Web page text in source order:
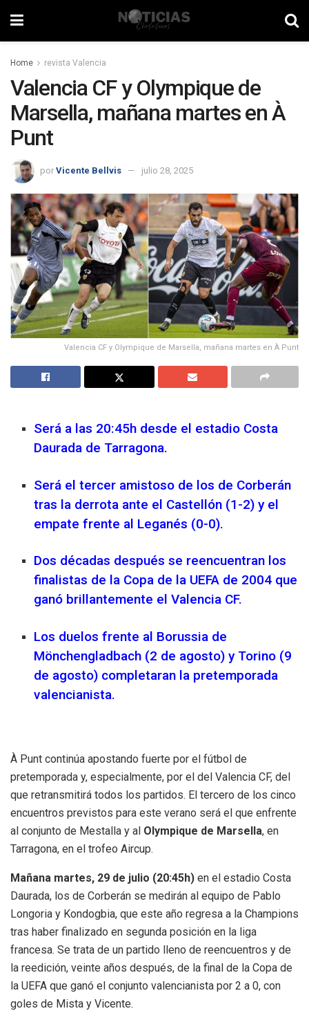
Home revista Valencia
Valencia CF y Olympique de
Marsella, mañana martes en À
Punt
por Vicente Bellvis julio 28, 2025
Valencia CF y Olympique de Marsella, mañana martes en À Punt
Será a las 20:45h desde el estadio Costa
Daurada de Tarragona.
Será el tercer amistoso de los de Corberán
tras la derrota ante el Castellón (1-2) y el
empate frente al Leganés (0-0).
Dos décadas después se reencuentran los
finalistas de la Copa de la UEFA de 2004 que
ganó brillantemente el Valencia CF.
Los duelos frente al Borussia de
Mönchengladbach (2 de agosto) y Torino (9
de agosto) completaran la pretemporada
valencianista.
À Punt continúa apostando fuerte por el fútbol de
pretemporada y, especialmente, por el del Valencia CF, del
que retransmitirá todos los partidos. El tercero de los cinco
encuentros previstos para este verano será el que enfrente
al conjunto de Mestalla y al Olympique de Marsella, en
Tarragona, en el trofeo Aircup.
Mañana martes, 29 de julio (20:45h) en el estadio Costa
Daurada, los de Corberán se medirán al equipo de Pablo
Longoria y Kondogbia, que este año regresa a la Champions
tras haber finalizado en segunda posición en la liga
francesa. Se trata de un partido lleno de reencuentros y de
la reedición, veinte años después, de la final de la Copa de
la UEFA que ganó el conjunto valencianista por 2 a 0, con
goles de Mista y Vicente.